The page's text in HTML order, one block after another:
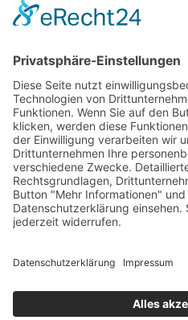
Tekal – Textile Lebensqualität
Exklusive moderne &
Feuerwerk XXL
Pyrotechnik online bestellen
© Stadtmühle Waldenbuch 2026
und Mühlenprodukte ·
Cookie-
Alle Preise inkl. der gesetzlichen